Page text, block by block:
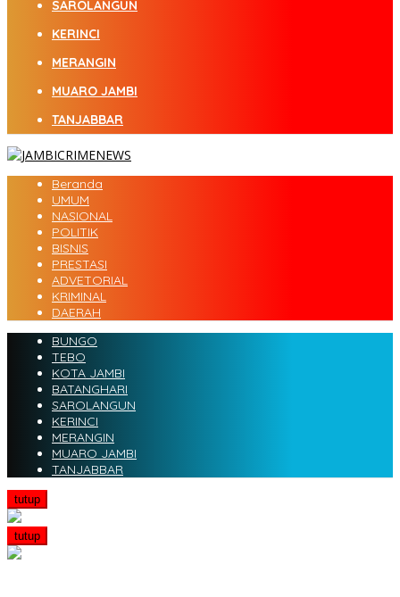
SAROLANGUN
KERINCI
MERANGIN
MUARO JAMBI
TANJABBAR
Beranda
UMUM
NASIONAL
POLITIK
BISNIS
PRESTASI
ADVETORIAL
KRIMINAL
DAERAH
BUNGO
TEBO
KOTA JAMBI
BATANGHARI
SAROLANGUN
KERINCI
MERANGIN
MUARO JAMBI
TANJABBAR
tutup
tutup